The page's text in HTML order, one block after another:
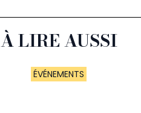
À LIRE AUSSI
ÉVÉNEMENTS